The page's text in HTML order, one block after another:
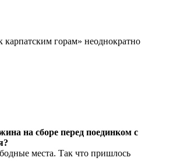
горам» неоднократно
на сборе перед поединком с
места. Так что пришлось